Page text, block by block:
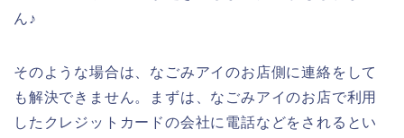
ん♪
そのような場合は、なごみアイのお店側に連絡をして
も解決できません。まずは、なごみアイのお店で利用
したクレジットカードの会社に電話などをされるとい